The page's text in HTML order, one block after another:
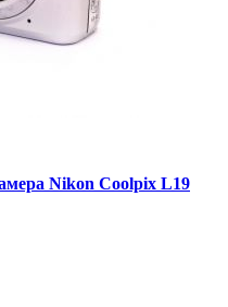
Nikon Coolpix L19